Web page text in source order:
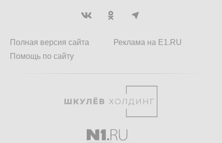
Полная версия сайта
Помощь по сайту
Реклама на E1.RU